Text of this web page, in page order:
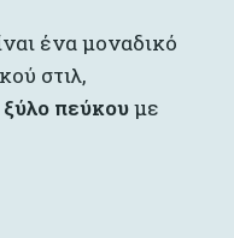
ένα μοναδικό
στιλ,
πεύκουμε